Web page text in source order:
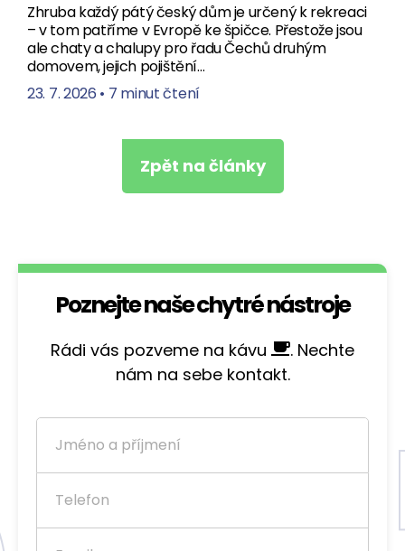
Zhruba každý pátý český dům je určený k rekreaci
– v tom patříme v Evropě ke špičce. Přestože jsou
ale chaty a chalupy pro řadu Čechů druhým
domovem, jejich pojištění…
23. 7. 2026 • 7 minut čtení
Zpět na články
Poznejte naše chytré nástroje
Rádi vás pozveme na kávu
. Nechte
nám na sebe kontakt.